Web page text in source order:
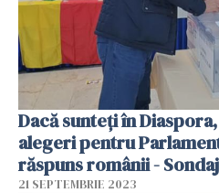
Dacă sunteți în
alegeri pentru
răspuns românii -
21 SEPTEMBRIE 2023